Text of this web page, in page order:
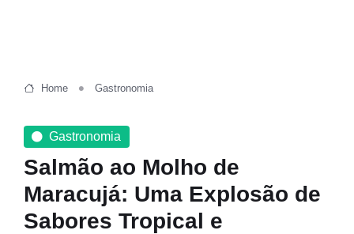
Home Gastronomia
Gastronomia
Salmão ao Molho de
Maracujá: Uma Explosão de
Sabores Tropical e